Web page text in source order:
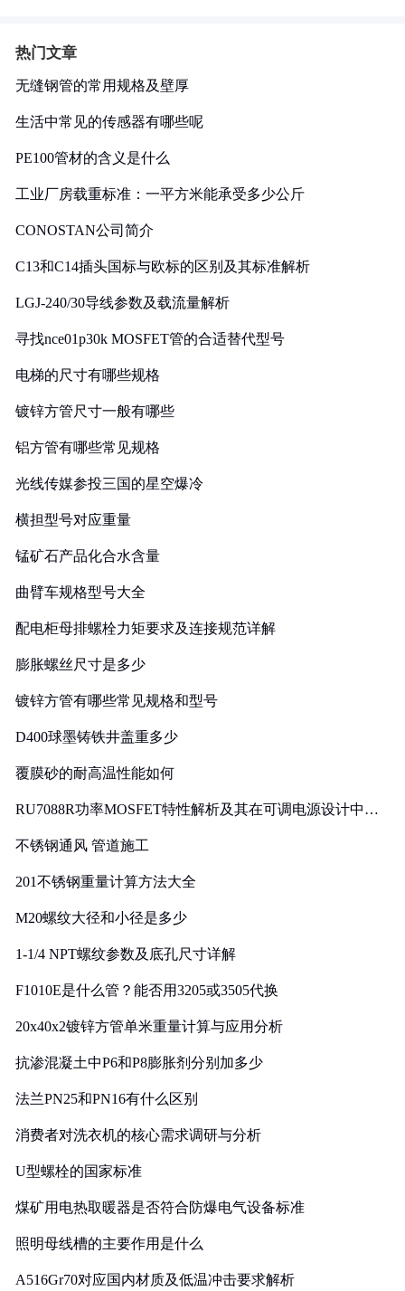
热门文章
无缝钢管的常用规格及壁厚
生活中常见的传感器有哪些呢
PE100管材的含义是什么
工业厂房载重标准：一平方米能承受多少公斤
CONOSTAN公司简介
C13和C14插头国标与欧标的区别及其标准解析
LGJ-240/30导线参数及载流量解析
寻找nce01p30k MOSFET管的合适替代型号
电梯的尺寸有哪些规格
镀锌方管尺寸一般有哪些
铝方管有哪些常见规格
光线传媒参投三国的星空爆冷
横担型号对应重量
锰矿石产品化合水含量
曲臂车规格型号大全
配电柜母排螺栓力矩要求及连接规范详解
膨胀螺丝尺寸是多少
镀锌方管有哪些常见规格和型号
D400球墨铸铁井盖重多少
覆膜砂的耐高温性能如何
RU7088R功率MOSFET特性解析及其在可调电源设计中的
不锈钢通风 管道施工
201不锈钢重量计算方法大全
M20螺纹大径和小径是多少
1-1/4 NPT螺纹参数及底孔尺寸详解
F1010E是什么管？能否用3205或3505代换
20x40x2镀锌方管单米重量计算与应用分析
抗渗混凝土中P6和P8膨胀剂分别加多少
法兰PN25和PN16有什么区别
消费者对洗衣机的核心需求调研与分析
U型螺栓的国家标准
煤矿用电热取暖器是否符合防爆电气设备标准
照明母线槽的主要作用是什么
A516Gr70对应国内材质及低温冲击要求解析